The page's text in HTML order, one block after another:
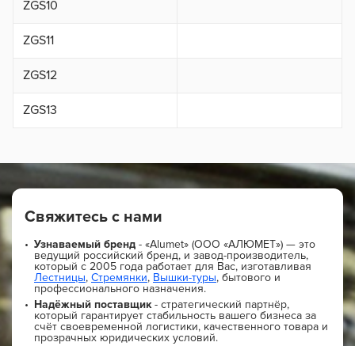
ZGS10
ZGS11
ZGS12
ZGS13
Свяжитесь с нами
Узнаваемый бренд - «Alumet» (ООО «АЛЮМЕТ») — это
ведущий российский бренд, и завод-производитель,
который с 2005 года работает для Вас, изготавливая
Лестницы, Стремянки, Вышки-туры, бытового и
профессионального назначения.
Надёжный поставщик- стратегический партнёр,
который гарантирует стабильность вашего бизнеса за
счёт своевременной логистики, качественного товара и
прозрачных юридических условий.